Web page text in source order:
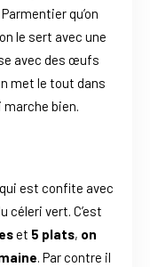
qu’on
le sert avec une
avec des œufs
met le tout dans
marche bien.
qui est confite avec
céleri vert. C’est
et 5 plats, on
. Par contre il